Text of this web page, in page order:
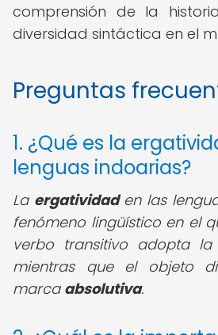
comprensión de la
diversidad sintáctica en el
Preguntas
1. ¿Qué es la
lenguas indoarias?
La ergatividaden las
fenómeno lingüístico en el
verbo transitivo adopta
mientras que el objeto
marca absolutiva.